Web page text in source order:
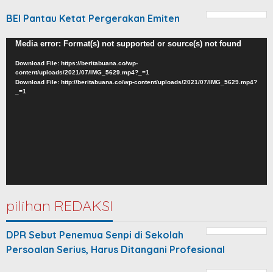
BEI Pantau Ketat Pergerakan Emiten
Video
Player
Media error: Format(s) not supported or source(s) not found
Download File: https://beritabuana.co/wp-
content/uploads/2021/07/IMG_5629.mp4?_=1
Download File: http://beritabuana.co/wp-content/uploads/2021/07/IMG_5629.mp4?
_=1
pilihan REDAKSI
DPR Sebut Penemua Senpi di Sekolah
Persoalan Serius, Harus Ditangani Profesional